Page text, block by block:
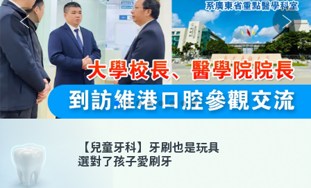
【兒童牙科】 牙刷也是玩具
選對了孩子愛刷牙